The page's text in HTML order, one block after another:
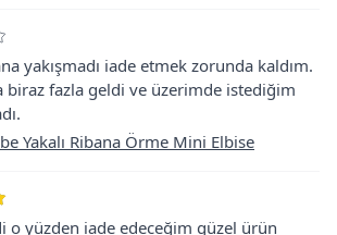
yakışmadı iade etmek zorunda kaldım.
biraz fazla geldi ve üzerimde istediğim
Yakalı Ribana Örme Mini Elbise
o yüzden iade edeceğim güzel ürün